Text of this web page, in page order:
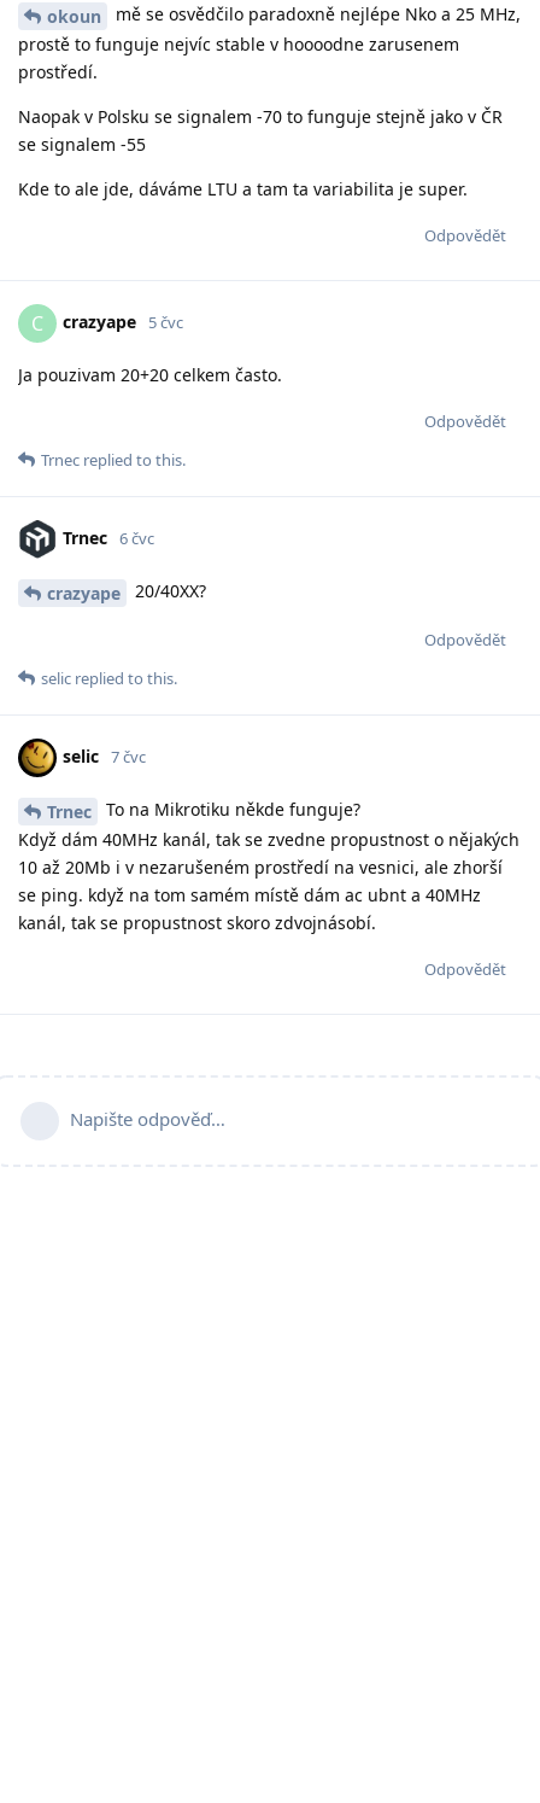
okoun
mě se osvědčilo paradoxně nejlépe Nko a 25 MHz,
prostě to funguje nejvíc stable v hoooodne zarusenem
prostředí.
Naopak v Polsku se signalem -70 to funguje stejně jako v ČR
se signalem -55
Kde to ale jde, dáváme LTU a tam ta variabilita je super.
Odpovědět
C crazyape 5 čvc
Ja pouzivam 20+20 celkem často.
Odpovědět
Trnec replied to this.
Trnec 6 čvc
crazyape 20/40XX?
Odpovědět
selic replied to this.
selic 7 čvc
Trnec
To na Mikrotiku někde funguje?
Když dám 40MHz kanál, tak se zvedne propustnost o nějakých
10 až 20Mb i v nezarušeném prostředí na vesnici, ale zhorší
se ping. když na tom samém místě dám ac ubnt a 40MHz
kanál, tak se propustnost skoro zdvojnásobí.
Odpovědět
Napište odpověď…